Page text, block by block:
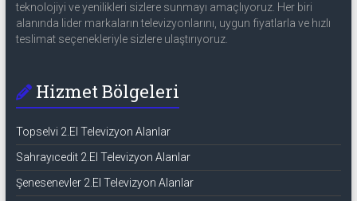
teknolojiyi ve yenilikleri sizlere sunmayı amaçlıyoruz. Her biri
alanında lider markaların televizyonlarını, uygun fiyatlarla ve hızlı
teslimat seçenekleriyle sizlere ulaştırıyoruz.
Hizmet Bölgeleri
Topselvi 2.El Televizyon Alanlar
Sahrayıcedit 2.El Televizyon Alanlar
Şenesenevler 2.El Televizyon Alanlar